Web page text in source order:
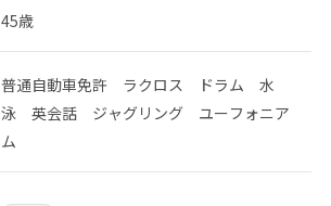
45歳
普通自動車免許 ラクロス ドラム 水
泳 英会話 ジャグリング ユーフォニア
ム